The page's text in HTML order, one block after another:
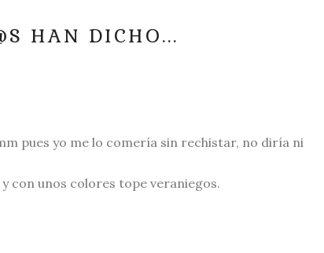
HAN DICHO...
pues yo me lo comería sin rechistar, no diría ni
con unos colores tope veraniegos.